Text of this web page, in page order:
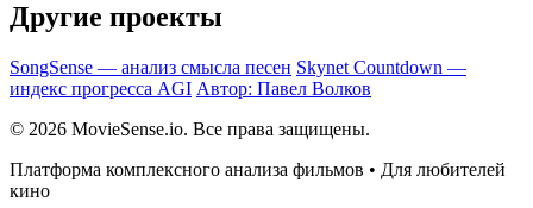
Другие проекты
SongSense — анализ смысла песен Skynet Countdown —
индекс прогресса AGI Автор: Павел Волков
© 2026 MovieSense.io. Все права защищены.
Платформа комплексного анализа фильмов • Для любителей
кино